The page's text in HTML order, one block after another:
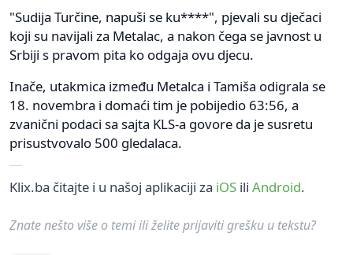
"Sudija Turčine, napuši se ku****", pjevali su dječaci
koji su navijali za Metalac, a nakon čega se javnost u
Srbiji s pravom pita ko odgaja ovu djecu.
Inače, utakmica između Metalca i Tamiša odigrala se
18. novembra i domaći tim je pobijedio 63:56, a
zvanični podaci sa sajta KLS-a govore da je susretu
prisustvovalo 500 gledalaca.
Klix.ba čitajte i u našoj aplikaciji za iOS ili Android.
Znate nešto više o temi ili želite prijaviti grešku u tekstu?